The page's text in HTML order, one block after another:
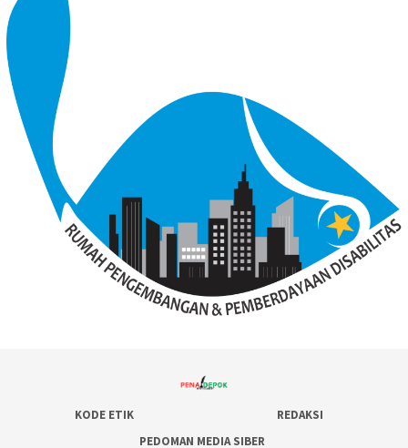
KODE ETIK
REDAKSI
PEDOMAN MEDIA SIBER